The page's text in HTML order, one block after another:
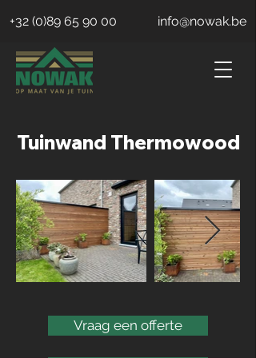
+32 (0)89 65 90 00 info@nowak.be
Tuinwand Thermowood
Vraag een offerte